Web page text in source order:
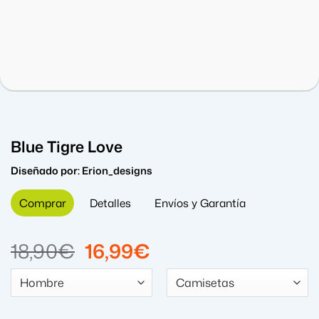
Blue Tigre Love
Diseñado por:Erion_designs
Comprar Detalles Envíos y Garantía
18,90€ El
precio
original
16,99€
precio
actual